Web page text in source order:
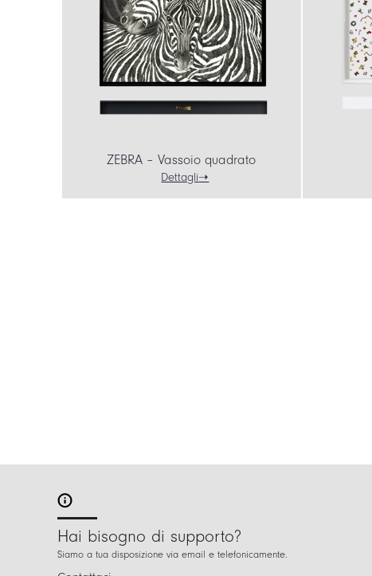
ZEBRA – Vassoio quadrato
Dettagli
Hai bisogno di supporto?
Siamo a tua disposizione via email e telefonicamente.